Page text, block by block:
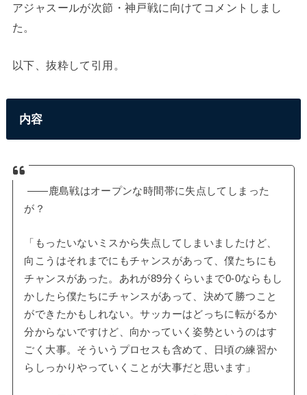
アジャスールが次節・神戸戦に向けてコメントしまし
た。
以下、抜粋して引用。
内容
――鹿島戦はオープンな時間帯に失点してしまった
が？
「もったいないミスから失点してしまいましたけど、
向こうはそれまでにもチャンスがあって、僕たちにも
チャンスがあった。あれが89分くらいまで0-0ならもし
かしたら僕たちにチャンスがあって、決めて勝つこと
ができたかもしれない。サッカーはどっちに転がるか
分からないですけど、向かっていく姿勢というのはす
ごく大事。そういうプロセスも含めて、日頃の練習か
らしっかりやっていくことが大事だと思います」